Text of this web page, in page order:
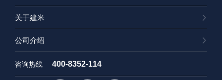
关于建米
公司介绍
咨询热线 400-8352-114